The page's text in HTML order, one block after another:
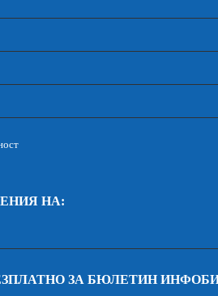
НА:
ЗА БЮЛЕТИН